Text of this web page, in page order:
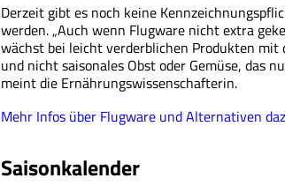
Derzeit gibt es noch keine
werden. „Auch wenn Flugware nicht extra
wächst bei leicht verderblichen Produkten
und nicht saisonales Obst oder Gemüse, das
meint die Ernährungswissenschafterin.
Mehr Infos über Flugware und Alternativen
Saisonkalender